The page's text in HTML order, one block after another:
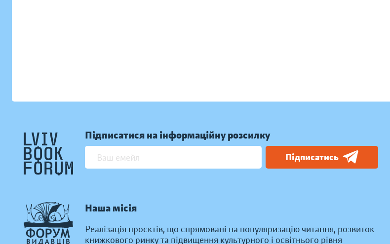
Підписатися на інформаційну розсилку
Підписатись
Наша місія
Реалізація проєктів, що спрямовані на популяризацію читання, розвиток
книжкового ринку та підвищення культурного і освітнього рівня